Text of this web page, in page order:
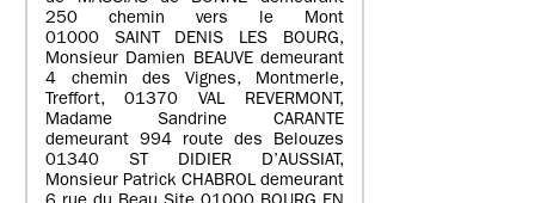
250 chemin vers le Mont
01000 SAINT DENIS LES BOURG,
Monsieur Damien BEAUVE demeurant
4 chemin des Vignes, Montmerle,
Treffort, 01370 VAL REVERMONT,
Madame Sandrine CARANTE
demeurant 994 route des Belouzes
01340 ST DIDIER D’AUSSIAT,
Monsieur Patrick CHABROL demeurant